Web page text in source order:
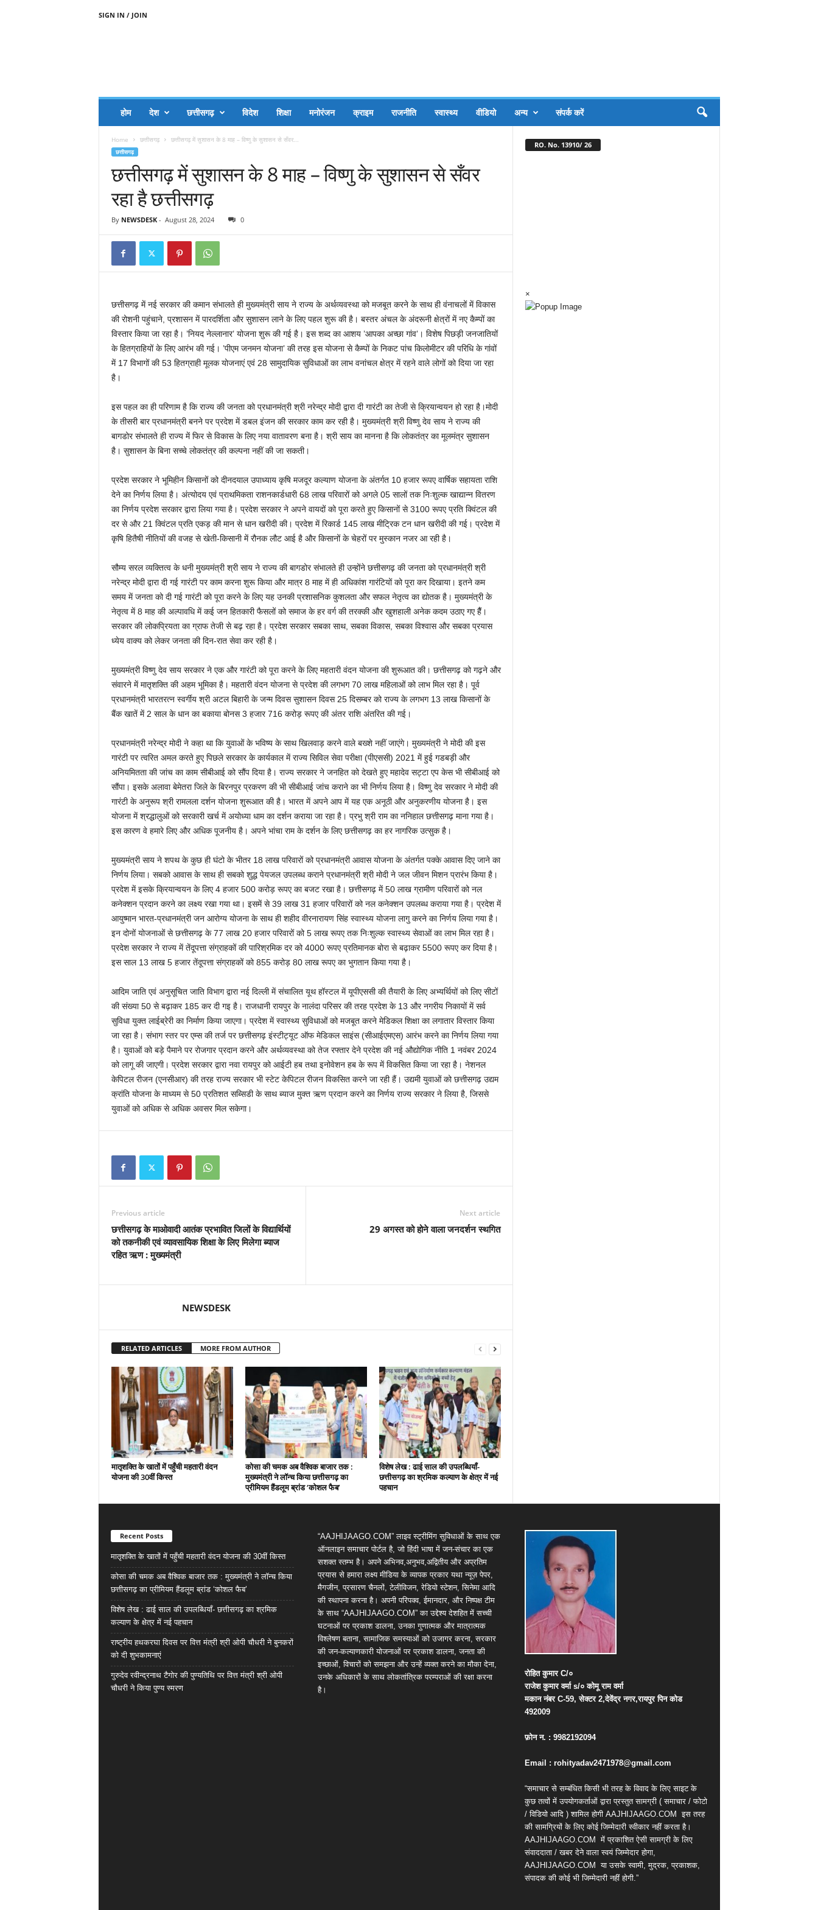
SIGN IN / JOIN
होम देश छत्तीसगढ़ विदेश शिक्षा मनोरंजन क्राइम राजनीति स्वास्थ्य वीडियो अन्य संपर्क करें
Home छत्तीसगढ़ छत्तीसगढ़ में सुशासन के 8 माह – विष्णु के सुशासन से सँवर...
छत्तीसगढ़
छत्तीसगढ़ में सुशासन के 8 माह – विष्णु के सुशासन से सँवर
रहा है छत्तीसगढ़
By NEWSDESK- August 28, 2024 0
छत्तीसगढ़ में नई सरकार की कमान संभालते ही मुख्यमंत्री साय ने राज्य के अर्थव्यवस्था को मजबूत करने के साथ ही वंनाचलों में विकास
की रोशनी पहुंचाने, प्रशासन में पारदर्शिता और सुशासन लाने के लिए पहल शुरू की है। बस्तर अंचल के अंदरूनी क्षेत्रों में नए कैम्पों का
विस्तार किया जा रहा है। ’नियद नेल्लानार’ योजना शुरू की गई है। इस शब्द का आशय ’आपका अच्छा गांव’। विशेष पिछड़ी जनजातियों
के हितग्राहियों के लिए आरंभ की गई। ’पीएम जनमन योजना’ की तरह इस योजना से कैम्पों के निकट पांच किलोमीटर की परिधि के गांवों
में 17 विभागों की 53 हितग्राही मूलक योजनाएं एवं 28 सामुदायिक सुविधाओं का लाभ वनांचल क्षेत्र में रहने वाले लोगों को दिया जा रहा
है।
इस पहल का ही परिणाम है कि राज्य की जनता को प्रधानमंत्री श्री नरेन्द्र मोदी द्वारा दी गारंटी का तेजी से क्रियान्वयन हो रहा है।मोदी
के तीसरी बार प्रधानमंत्री बनने पर प्रदेश में डबल इंजन की सरकार काम कर रही है। मुख्यमंत्री श्री विष्णु देव साय ने राज्य की
बागडोर संभालते ही राज्य में फिर से विकास के लिए नया वातावरण बना है। श्री साय का मानना है कि लोकतंत्र का मूलमंत्र सुशासन
है। सुशासन के बिना सच्चे लोकतंत्र की कल्पना नहीं की जा सकती।
प्रदेश सरकार ने भूमिहीन किसानों को दीनदयाल उपाध्याय कृषि मजदूर कल्याण योजना के अंतर्गत 10 हजार रूपए वार्षिक सहायता राशि
देने का निर्णय लिया है। अंत्योदय एवं प्राथमिकता राशनकार्डधारी 68 लाख परिवारों को अगले 05 सालों तक निःशुल्क खाद्यान्न वितरण
का निर्णय प्रदेश सरकार द्वारा लिया गया है। प्रदेश सरकार ने अपने वायदों को पूरा करते हुए किसानों से 3100 रूपए प्रति क्विंटल की
दर से और 21 क्विंटल प्रति एकड़ की मान से धान खरीदी की। प्रदेश में रिकार्ड 145 लाख मीट्रिक टन धान खरीदी की गई। प्रदेश में
कृषि हितैषी नीतियों की वजह से खेती-किसानी में रौनक लौट आई है और किसानों के चेहरों पर मुस्कान नजर आ रही है।
सौम्य सरल व्यक्तित्व के धनी मुख्यमंत्री श्री साय ने राज्य की बागडोर संभालते ही उन्होंने छत्तीसगढ़ की जनता को प्रधानमंत्री श्री
नरेन्द्र मोदी द्वारा दी गई गारंटी पर काम करना शुरू किया और मात्र 8 माह में ही अधिकांश गारंटियों को पूरा कर दिखाया। इतने कम
समय में जनता को दी गई गारंटी को पूरा करने के लिए यह उनकी प्रशासनिक कुशलता और सफल नेतृत्व का द्योतक है। मुख्यमंत्री के
नेतृत्व में 8 माह की अल्पावधि में कई जन हितकारी फैसलों को समाज के हर वर्ग की तरक्की और खुशहाली अनेक कदम उठाए गए हैैं।
सरकार की लोकप्रियता का ग्राफ तेजी से बढ़ रहा है। प्रदेश सरकार सबका साथ, सबका विकास, सबका विश्वास और सबका प्रयास
ध्येय वाक्य को लेकर जनता की दिन-रात सेवा कर रही है।
मुख्यमंत्री विष्णु देव साय सरकार ने एक और गारंटी को पूरा करने के लिए महतारी वंदन योजना की शुरूआत की। छत्तीसगढ़ को गढ़ने और
संवारने में मातृशक्ति की अहम भूमिका है। महतारी वंदन योजना से प्रदेश की लगभग 70 लाख महिलाओं को लाभ मिल रहा है। पूर्व
प्रधानमंत्री भारतरत्न स्वर्गीय श्री अटल बिहारी के जन्म दिवस सुशासन दिवस 25 दिसम्बर को राज्य के लगभग 13 लाख किसानों के
बैंक खातें में 2 साल के धान का बकाया बोनस 3 हजार 716 करोड़ रूपए की अंतर राशि अंतरित की गई।
प्रधानमंत्री नरेन्द्र मोदी ने कहा था कि युवाओं के भविष्य के साथ खिलवाड़ करने वाले बख्शे नहीं जाएंगे। मुख्यमंत्री ने मोदी की इस
गारंटी पर त्वरित अमल करते हुए पिछले सरकार के कार्यकाल में राज्य सिविल सेवा परीक्षा (पीएससी) 2021 में हुई गडबड़ी और
अनियमितता की जांच का काम सीबीआई को सौंप दिया है। राज्य सरकार ने जनहित को देखते हुए महादेव सट्टा एप केस भी सीबीआई को
सौंपा। इसके अलावा बेमेतरा जिले के बिरनपुर प्रकरण की भी सीबीआई जांच कराने का भी निर्णय लिया है। विष्णु देव सरकार ने मोदी की
गारंटी के अनुरूप श्री रामलला दर्शन योजना शुरूआत की है। भारत में अपने आप में यह एक अनूठी और अनुकरणीय योजना है। इस
योजना में श्रद्धालुओं को सरकारी खर्च में अयोध्या धाम का दर्शन कराया जा रहा है। प्रभु श्री राम का ननिहाल छत्तीसगढ़ माना गया है।
इस कारण वे हमारे लिए और अधिक पूजनीय है। अपने भांचा राम के दर्शन के लिए छत्तीसगढ़ का हर नागरिक उत्सुक है।
मुख्यमंत्री साय ने शपथ के कुछ ही घंटो के भीतर 18 लाख परिवारों को प्रधानमंत्री आवास योजना के अंतर्गत पक्के आवास दिए जाने का
निर्णय लिया। सबको आवास के साथ ही सबको शुद्ध पेयजल उपलब्ध कराने प्रधानमंत्री श्री मोदी ने जल जीवन मिशन प्रारंभ किया है।
प्रदेश में इसके क्रियान्वयन के लिए 4 हजार 500 करोड़ रूपए का बजट रखा है। छत्तीसगढ़ में 50 लाख ग्रामीण परिवारों को नल
कनेक्शन प्रदान करने का लक्ष्य रखा गया था। इसमें से 39 लाख 31 हजार परिवारों को नल कनेक्शन उपलब्ध कराया गया है। प्रदेश में
आयुष्मान भारत-प्रधानमंत्री जन आरोग्य योजना के साथ ही शहीद वीरनारायण सिंह स्वास्थ्य योजना लागु करने का निर्णय लिया गया है।
इन दोनों योजनाओं से छत्तीसगढ़ के 77 लाख 20 हजार परिवारों को 5 लाख रूपए तक निःशुल्क स्वास्थ्य सेवाओं का लाभ मिल रहा है।
प्रदेश सरकार ने राज्य में तेंदूपत्ता संग्राहकों की पारिश्रमिक दर को 4000 रूपए प्रतिमानक बोरा से बढ़ाकर 5500 रूपए कर दिया है।
इस साल 13 लाख 5 हजार तेंदूपत्ता संग्राहकों को 855 करोड़ 80 लाख रूपए का भुगतान किया गया है।
आदिम जाति एवं अनुसूचित जाति विभाग द्वारा नई दिल्ली में संचालित यूथ हॉस्टल में यूपीएससी की तैयारी के लिए अभ्यर्थियों को लिए सीटों
की संख्या 50 से बढ़ाकर 185 कर दी गइ है। राजधानी रायपुर के नालंदा परिसर की तरह प्रदेश के 13 और नगरीय निकायों में सर्व
सुविधा युक्त लाईब्रेरी का निर्माण किया जाएगा। प्रदेश में स्वास्थ्य सुविधाओं को मजबूत करने मेडिकल शिक्षा का लगातार विस्तार किया
जा रहा है। संभाग स्तर पर एम्स की तर्ज पर छत्तीसगढ़ इंस्टीट्यूट ऑफ मेडिकल साइंस (सीआईएमएस) आरंभ करने का निर्णय लिया गया
है। युवाओं को बड़े पैमाने पर रोजगार प्रदान करने और अर्थव्यवस्था को तेज रफ्तार देने प्रदेश की नई औद्योगिक नीति 1 नवंबर 2024
को लागू की जाएगी। प्रदेश सरकार द्वारा नवा रायपुर को आईटी हब तथा इनोवेशन हब के रूप में विकसित किया जा रहा है। नेशनल
केपिटल रीजन (एनसीआर) की तरह राज्य सरकार भी स्टेट केपिटल रीजन विकसित करने जा रही हैं। उद्यमी युवाओं को छत्तीसगढ़ उद्यम
क्रांति योजना के माध्यम से 50 प्रतिशत सब्सिडी के साथ ब्याज मुक्त ऋण प्रदान करने का निर्णय राज्य सरकार ने लिया है, जिससे
युवाओं को अधिक से अधिक अवसर मिल सकेगा।
Previous article
छत्तीसगढ़ के माओवादी आतंक प्रभावित जिलों के विद्यार्थियों
को तकनीकी एवं व्यावसायिक शिक्षा के लिए मिलेगा ब्याज
रहित ऋण : मुख्यमंत्री
Next article
29 अगस्त को होने वाला जनदर्शन स्थगित
NEWSDESK
RELATED ARTICLES MORE FROM AUTHOR
मातृशक्ति के खातों में पहुँची महतारी वंदन
योजना की 30वीं किस्त
कोसा की चमक अब वैश्विक बाजार तक :
मुख्यमंत्री ने लॉन्च किया छत्तीसगढ़ का
प्रीमियम हैंडलूम ब्रांड ‘कोशल फैब’
विशेष लेख : ढाई साल की उपलब्धियाँ-
छत्तीसगढ़ का श्रमिक कल्याण के क्षेत्र में नई
पहचान
RO. No. 13910/ 26
×
Recent Posts
मातृशक्ति के खातों में पहुँची महतारी वंदन योजना की 30वीं किस्त
कोसा की चमक अब वैश्विक बाजार तक : मुख्यमंत्री ने लॉन्च किया
छत्तीसगढ़ का प्रीमियम हैंडलूम ब्रांड ‘कोशल फैब’
विशेष लेख : ढाई साल की उपलब्धियाँ- छत्तीसगढ़ का श्रमिक
कल्याण के क्षेत्र में नई पहचान
राष्ट्रीय हथकरघा दिवस पर वित्त मंत्री श्री ओपी चौधरी ने बुनकरों
को दी शुभकामनाएं
गुरुदेव रवीन्द्रनाथ टैगोर की पुण्यतिथि पर वित्त मंत्री श्री ओपी
चौधरी ने किया पुण्य स्मरण
“AAJHIJAAGO.COM” लाइव स्ट्रीमिंग सुविधाओं के साथ एक
ऑनलाइन समाचार पोर्टल है, जो हिंदी भाषा में जन-संचार का एक
सशक्त स्तम्भ है। अपने अभिनव,अनुभव,अद्वितीय और अप्रतिम
प्रयास से हमारा लक्ष्य मीडिया के व्यापक प्रकार यथा न्यूज़ पेपर,
मैगजीन, प्रसारण चैनलों, टेलीविजन, रेडियो स्टेशन, सिनेमा आदि
की स्थापना करना है। अपनी परिपक्व, ईमानदार, और निष्पक्ष टीम
के साथ “AAJHIJAAGO.COM” का उद्देश्य देशहित में सच्ची
घटनाओं पर प्रकाश डालना, उनका गुणात्मक और मात्रात्मक
विश्लेषण बताना, सामाजिक समस्याओं को उजागर करना, सरकार
की जन-कल्याणकारी योजनाओं पर प्रकाश डालना, जनता की
इच्छाओं, विचारों को समझना और उन्हें व्यक्त करने का मौका देना,
उनके अधिकारों के साथ लोकतांत्रिक परम्पराओं की रक्षा करना
है।
रोहित कुमारC/०
राजेश कुमार वर्माs/० कोमू राम वर्मा
मकान नंबरC-59,सेक्टर2,देवेंद्र नगर,रायपुर पिन कोड
492009
फ़ोन न. : 9982192094
Email : rohityadav2471978@gmail.com
“समाचार से सम्बंधित किसी भी तरह के विवाद के लिए साइट के
कुछ तत्वों में उपयोगकर्ताओं द्वारा प्रस्तुत सामग्री ( समाचार / फोटो
/ विडियो आदि ) शामिल होगी AAJHIJAAGO.COM इस तरह
की सामग्रियों के लिए कोई जिम्मेदारी स्वीकार नहीं करता है।
AAJHIJAAGO.COM में प्रकाशित ऐसी सामग्री के लिए
संवाददाता / खबर देने वाला स्वयं जिम्मेदार होगा,
AAJHIJAAGO.COM
या उसके स्वामी, मुद्रक, प्रकाशक,
संपादक की कोई भी जिम्मेदारी नहीं होगी.”